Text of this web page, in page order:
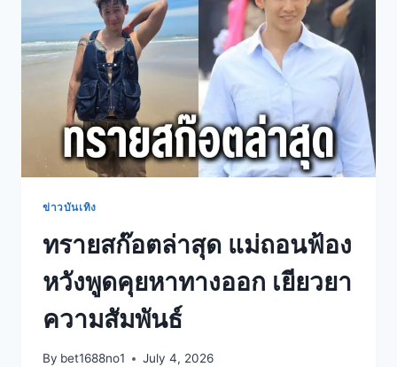
ข่าวบันเทิง
ทรายสก๊อตล่าสุด แม่ถอนฟ้อง
หวังพูดคุยหาทางออก เยียวยา
ความสัมพันธ์
By bet1688no1 July 4, 2026